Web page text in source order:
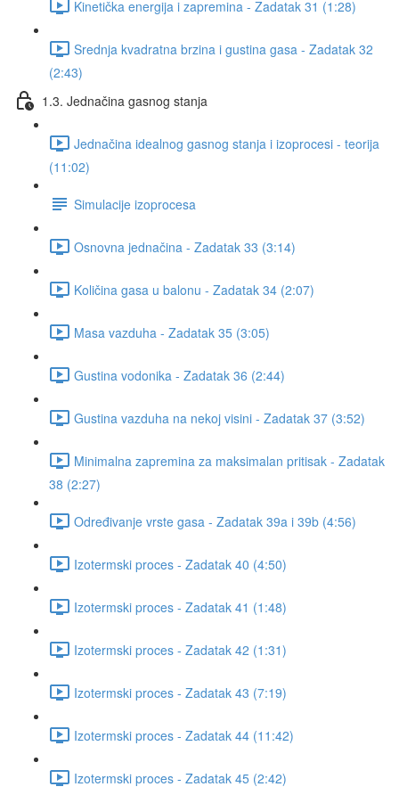
Kinetička energija i zapremina - Zadatak 31 (1:28)
Srednja kvadratna brzina i gustina gasa - Zadatak 32
(2:43)
1.3. Jednačina gasnog stanja
Jednačina idealnog gasnog stanja i izoprocesi - teorija
(11:02)
Simulacije izoprocesa
Osnovna jednačina - Zadatak 33 (3:14)
Količina gasa u balonu - Zadatak 34 (2:07)
Masa vazduha - Zadatak 35 (3:05)
Gustina vodonika - Zadatak 36 (2:44)
Gustina vazduha na nekoj visini - Zadatak 37 (3:52)
Minimalna zapremina za maksimalan pritisak - Zadatak
38 (2:27)
Određivanje vrste gasa - Zadatak 39a i 39b (4:56)
Izotermski proces - Zadatak 40 (4:50)
Izotermski proces - Zadatak 41 (1:48)
Izotermski proces - Zadatak 42 (1:31)
Izotermski proces - Zadatak 43 (7:19)
Izotermski proces - Zadatak 44 (11:42)
Izotermski proces - Zadatak 45 (2:42)